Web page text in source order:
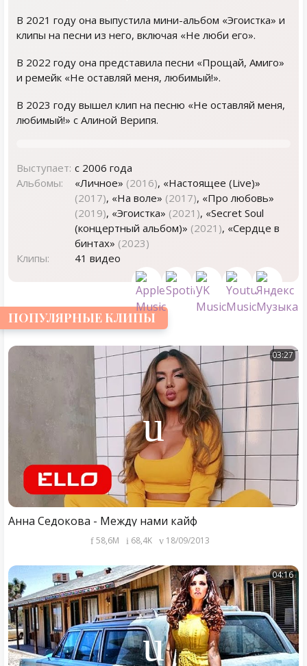
В 2021 году она выпустила мини-альбом «Эгоистка» и
клипы на песни из него, включая «Не люби его».
В 2022 году она представила песни «Прощай, Амиго»
и ремейк «Не оставляй меня, любимый!».
В 2023 году вышел клип на песню «Не оставляй меня,
любимый!» с Алиной Верипя.
Выступает: с 2006 года
Альбомы:
«Личное» (2016), «Настоящее (Live)»
(2017), «На воле» (2017), «Про любовь»
(2019), «Эгоистка» (2021), «Secret Soul
(концертный альбом)» (2021), «Сердце в
бинтах» (2023)
Клипы:
41 видео
ПОПУЛЯРНЫЕ КЛИПЫ
03:27
Анна Седокова - Между нами кайф
58,6M 68,4K 18/09/2013
04:16